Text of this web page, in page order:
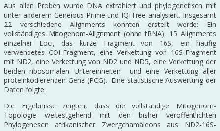
Aus allen Proben wurde DNA extrahiert und phylogenetisch mit
unter anderem Geneious Prime und IQ-Tree analysiert. Insgesamt
22 verschiedene Alignments konnten erstellt werde: Ein
vollständiges Mitogenom-Alignment (ohne tRNA), 15 Alignments
einzelner Loci, das kurze Fragment von 16S, ein häufig
verwendetes COI-Fragment, eine Verkettung von 16S-Fragment
mit ND2, eine Verkettung von ND2 und ND5, eine Verkettung der
beiden ribosomalen Untereinheiten und eine Verkettung aller
proteinkodierenden Gene (PCG). Eine statistische Auswertung der
Daten folgte.
Die Ergebnisse zeigten, dass die vollständige Mitogenom-
Topologie weitestgehend mit den bisher veröffentlichten
Phylogenesen afrikanischer Zwergchamäleons aus ND2-16S-